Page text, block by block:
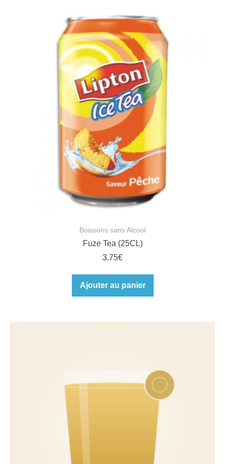
Boissons sans Alcool
Fuze Tea (25CL)
3.75€
Ajouter au panier